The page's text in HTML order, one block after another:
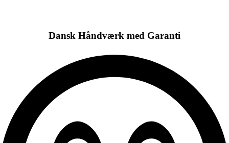
Dansk Håndværk med Garanti